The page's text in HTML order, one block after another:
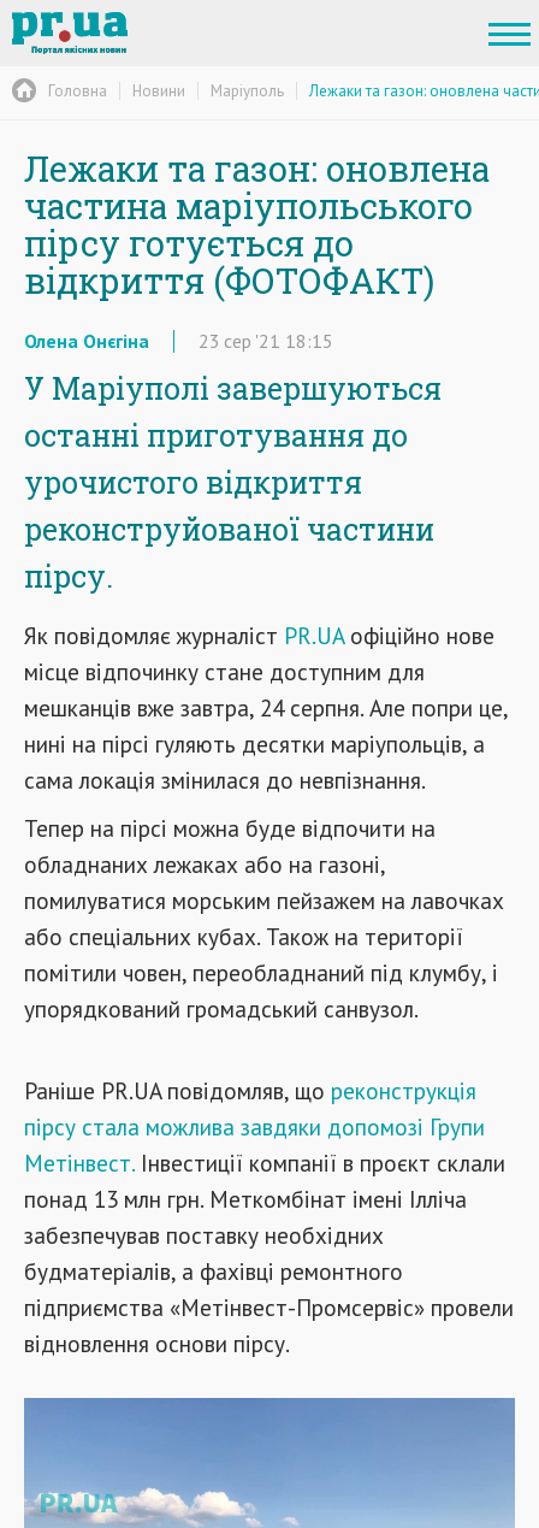
Головна Новини Маріуполь Лежаки та газон: оновлена
Лежаки та газон: оновлена
частина маріупольського
пірсу готується до
відкриття (ФОТОФАКТ)
Олена Онєгіна 23 сер '21 18:15
У Маріуполі завершуються
останні приготування до
урочистого відкриття
реконструйованої частини
пірсу.
Як повідомляє журналіст PR.UAофіційно нове
місце відпочинку стане доступним для
мешканців вже завтра, 24 серпня. Але попри це,
нині на пірсі гуляють десятки маріупольців, а
сама локація змінилася до невпізнання.
Тепер на пірсі можна буде відпочити на
обладнаних лежаках або на газоні,
помилуватися морським пейзажем на лавочках
або спеціальних кубах. Також на території
помітили човен, переобладнаний під клумбу, і
упорядкований громадський санвузол.
Раніше PR.UA повідомляв, що реконструкція
пірсу стала можлива завдяки допомозі Групи
Метінвест. Інвестиції компанії в проєкт склали
понад 13 млн грн. Меткомбінат імені Ілліча
забезпечував поставку необхідних
будматеріалів, а фахівці ремонтного
підприємства «Метінвест-Промсервіс» провели
відновлення основи пірсу.